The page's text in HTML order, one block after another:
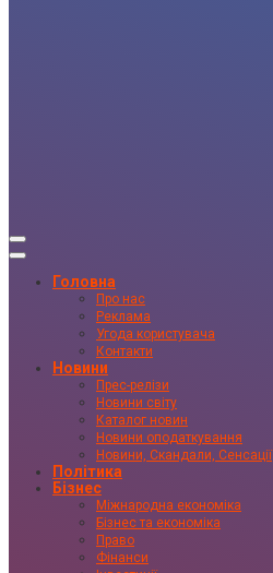
Головна
Про нас
Реклама
Угода користувача
Контакти
Новини
Прес-релізи
Новини світу
Каталог новин
Новини оподаткування
Новини, Скандали, Сенсації
Політика
Бізнес
Міжнародна економіка
Бізнес та економіка
Право
Фінанси